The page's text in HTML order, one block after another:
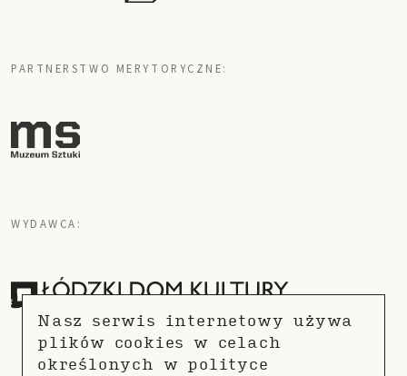
PARTNERSTWO MERYTORYCZNE:
WYDAWCA:
Nasz serwis internetowy używa
plików cookies w celach
określonych w polityce